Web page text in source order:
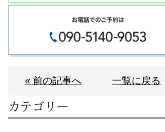
« 前の記事へ 一覧に戻る
カテゴリー